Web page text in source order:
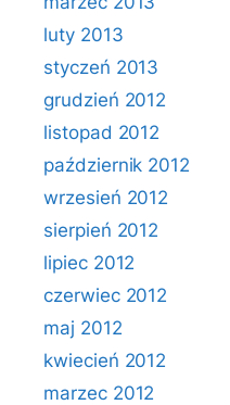
luty 2013
styczeń 2013
grudzień 2012
listopad 2012
październik 2012
wrzesień 2012
sierpień 2012
lipiec 2012
czerwiec 2012
maj 2012
kwiecień 2012
marzec 2012